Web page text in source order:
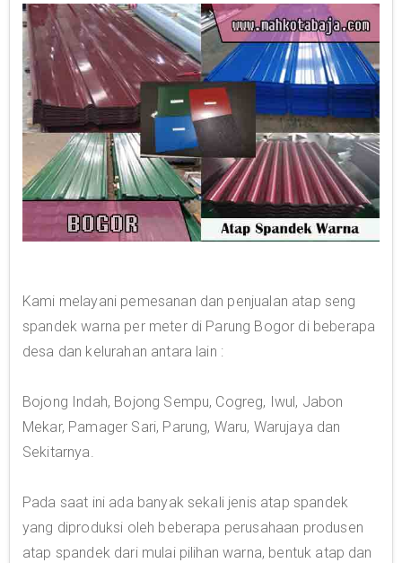
Kami melayani pemesanan dan penjualan atap seng
spandek warna per meter di Parung Bogor di beberapa
desa dan kelurahan antara lain :
Bojong Indah, Bojong Sempu, Cogreg, Iwul, Jabon
Mekar, Pamager Sari, Parung, Waru, Warujaya dan
Sekitarnya.
Pada saat ini ada banyak sekali jenis atap spandek
yang diproduksi oleh beberapa perusahaan produsen
atap spandek dari mulai pilihan warna, bentuk atap dan